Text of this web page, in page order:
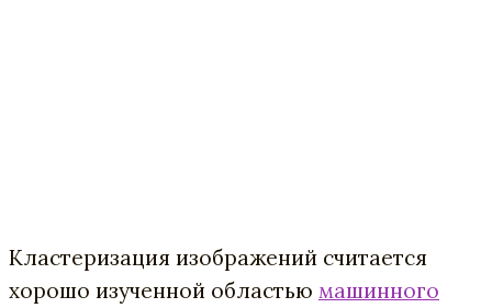
Кластеризация изображений считается
хорошо изученной областью машинного